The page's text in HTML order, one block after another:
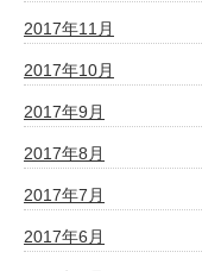
2017年11月
2017年10月
2017年9月
2017年8月
2017年7月
2017年6月